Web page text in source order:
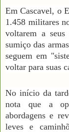
Em Cascavel, o
1.458 militares
voltarem a
sumiço das
seguem em
voltar para suas
No início da
nota que a
abordagens e
leves e